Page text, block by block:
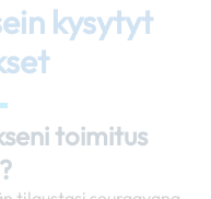
kysytyt
toimitus